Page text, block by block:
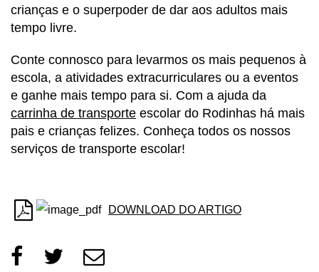
crianças e o superpoder de dar aos adultos mais
tempo livre.
Conte connosco para levarmos os mais pequenos à
escola, a atividades extracurriculares ou a eventos
e ganhe mais tempo para si. Com a ajuda da
carrinha de transporte escolar do Rodinhas há mais
pais e crianças felizes. Conheça todos os nossos
serviços de transporte escolar!
DOWNLOAD DO ARTIGO